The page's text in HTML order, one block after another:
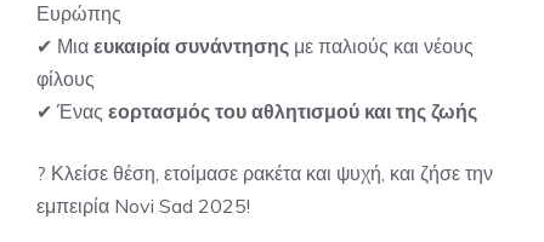
Ευρώπης
✔ Μια ευκαιρία συνάντησης με παλιούς και νέους
φίλους
✔ Ένας εορτασμός του αθλητισμού και της ζωής
? Κλείσε θέση, ετοίμασε ρακέτα και ψυχή, και ζήσε την
εμπειρία Novi Sad 2025!